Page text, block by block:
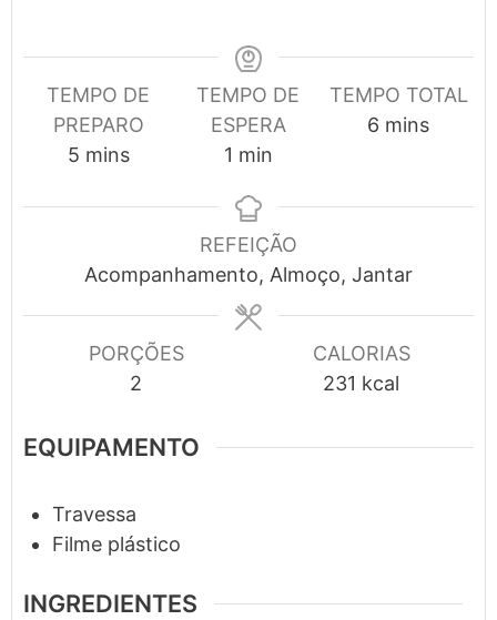
TEMPO DE
PREPARO
5minutes
mins
TEMPO DE
ESPERA
1 minute
min
TEMPO TOTAL
6 minutes
mins
REFEIÇÃO
Acompanhamento, Almoço, Jantar
PORÇÕES
2
CALORIAS
231 kcal
EQUIPAMENTO
Travessa
Filme plástico
INGREDIENTES